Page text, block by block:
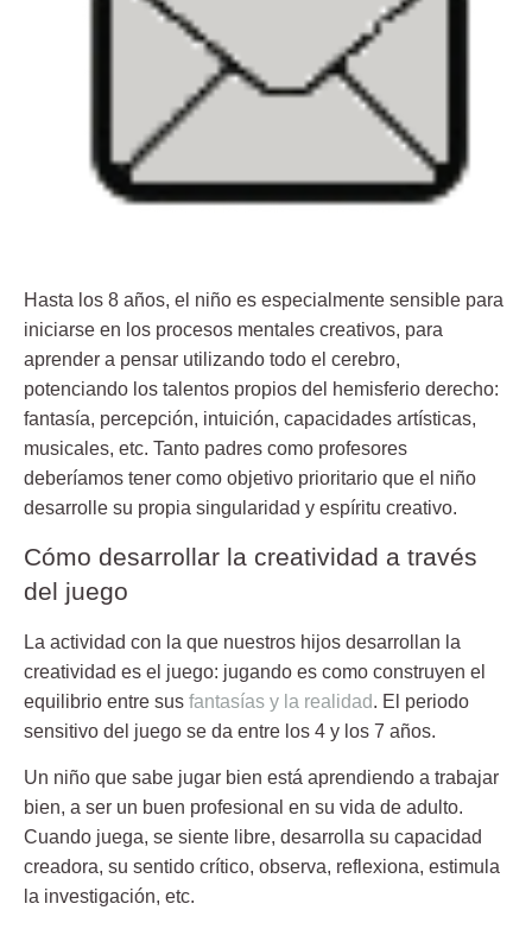
Hasta los 8 años, el niño es especialmente sensible para
iniciarse en los procesos mentales creativos, para
aprender a pensar utilizando todo el cerebro,
potenciando los talentos propios del hemisferio derecho:
fantasía, percepción, intuición, capacidades artísticas,
musicales, etc. Tanto padres como profesores
deberíamos tener como objetivo prioritario que el niño
desarrolle su propia singularidad y espíritu creativo.
Cómo desarrollar la creatividad a través
del juego
La actividad con la que nuestros hijos desarrollan la
creatividad es el juego: jugando es como construyen el
equilibrio entre sus fantasías y la realidad. El periodo
sensitivo del juego se da entre los 4 y los 7 años.
Un niño que sabe jugar bien está aprendiendo a trabajar
bien, a ser un buen profesional en su vida de adulto.
Cuando juega, se siente libre, desarrolla su capacidad
creadora, su sentido crítico, observa, reflexiona, estimula
la investigación, etc.